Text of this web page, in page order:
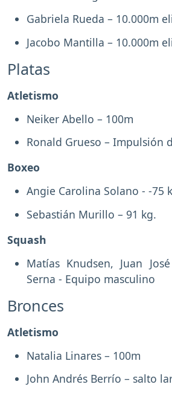
Gabriela Rueda – 10.000m
Jacobo Mantilla – 10.000m
Platas
Atletismo
Neiker Abello – 100m
Ronald Grueso – Impulsión
Boxeo
Angie Carolina Solano - -75
Sebastián Murillo – 91 kg.
Squash
Matías Knudsen, Juan
Serna - Equipo masculino
Bronces
Atletismo
Natalia Linares – 100m
John Andrés Berrío – salto